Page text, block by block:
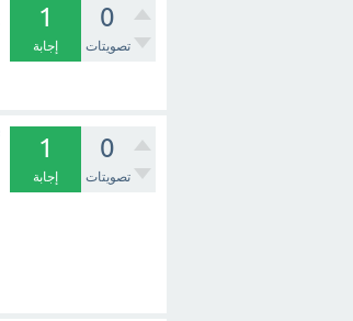
0
تصويتات
1
إجابة
0
تصويتات
1
إجابة